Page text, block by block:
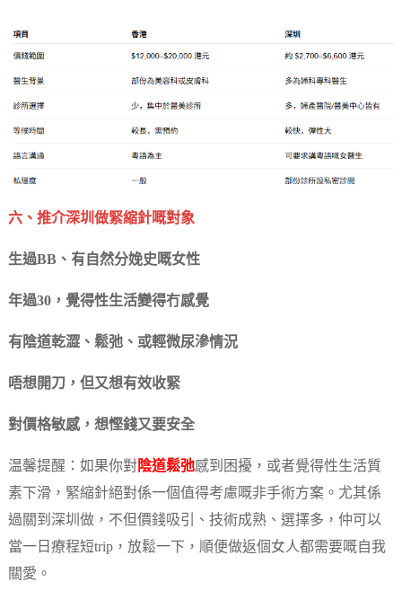
六、推介深圳做緊縮針嘅對象
生過BB、有自然分娩史嘅女性
年過30，覺得性生活變得冇感覺
有陰道乾澀、鬆弛、或輕微尿滲情況
唔想開刀，但又想有效收緊
對價格敏感，想慳錢又要安全
温馨提醒：如果你對陰道鬆弛感到困擾，或者覺得性生活質
素下滑，緊縮針絕對係一個值得考慮嘅非手術方案。尤其係
過關到深圳做，不但價錢吸引、技術成熟、選擇多，仲可以
當一日療程短trip，放鬆一下，順便做返個女人都需要嘅自我
關愛。